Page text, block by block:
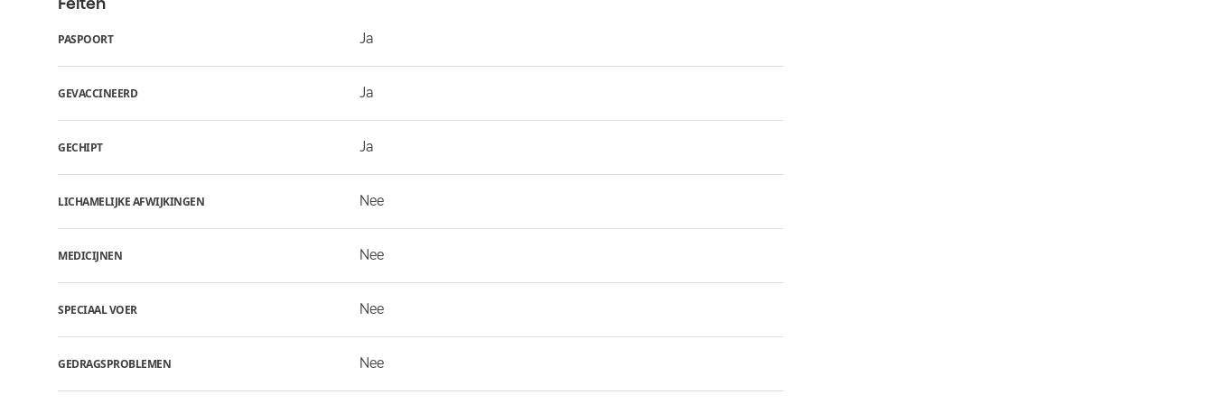
PASPOORT Ja
GEVACCINEERD Ja
GECHIPT Ja
LICHAMELIJKE AFWIJKINGEN Nee
MEDICIJNEN Nee
SPECIAAL VOER Nee
GEDRAGSPROBLEMEN Nee